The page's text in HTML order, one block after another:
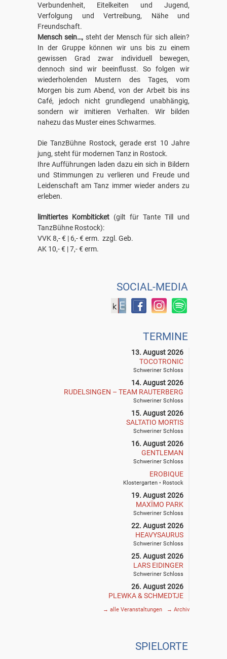
Verbundenheit, Eitelkeiten und Jugend,
Verfolgung und Vertreibung, Nähe und
Freundschaft.
Mensch sein…, steht der Mensch für sich allein?
In der Gruppe können wir uns bis zu einem
gewissen Grad zwar individuell bewegen,
dennoch sind wir beeinflusst. So folgen wir
wiederholenden Mustern des Tages, vom
Morgen bis zum Abend, von der Arbeit bis ins
Café, jedoch nicht grundlegend unabhängig,
sondern wir imitieren Verhalten. Wir bilden
nahezu das Muster eines Schwarmes.
Die TanzBühne Rostock, gerade erst 10 Jahre
jung, steht für modernen Tanz in Rostock.
Ihre Aufführungen laden dazu ein sich in Bildern
und Stimmungen zu verlieren und Freude und
Leidenschaft am Tanz immer wieder anders zu
erleben.
limitiertes Kombiticket (gilt für Tante Till und
TanzBühne Rostock):
VVK 8,- € | 6,- € erm. zzgl. Geb.
AK 10,- € | 7,- € erm.
SOCIAL-MEDIA
TERMINE
13. August 2026
TOCOTRONIC
Schweriner Schloss
14. August 2026
RUDELSINGEN – TEAM RAUTERBERG
Schweriner Schloss
15. August 2026
SALTATIO MORTIS
Schweriner Schloss
16. August 2026
GENTLEMAN
Schweriner Schloss
EROBIQUE
Klostergarten • Rostock
19. August 2026
MAXÏMO PARK
Schweriner Schloss
22. August 2026
HEAVYSAURUS
Schweriner Schloss
25. August 2026
LARS EIDINGER
Schweriner Schloss
26. August 2026
PLEWKA & SCHMEDTJE
29. August 2026
→ alle Veranstaltungen → Archiv
SPIELORTE